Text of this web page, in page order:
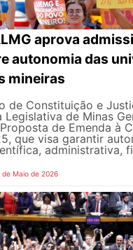
aprova
autonomia das
mineiras
de Constituição e
Legislativa de Minas
de Emenda à
que visa garantir
administrativa,
de Maio de 2026